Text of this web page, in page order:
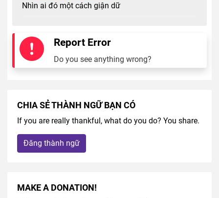
Nhìn ai đó một cách giận dữ
Report Error
Do you see anything wrong?
CHIA SẺ THÀNH NGỮ BẠN CÓ
If you are really thankful, what do you do? You share.
Đăng thành ngữ
MAKE A DONATION!